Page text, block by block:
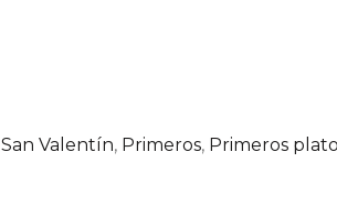
San Valentín, Primeros, Primeros